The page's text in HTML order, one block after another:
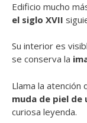
Edificio mucho
el siglo XVII
Su interior es
se conserva la
Llama la atención
muda de piel de
curiosa leyenda.